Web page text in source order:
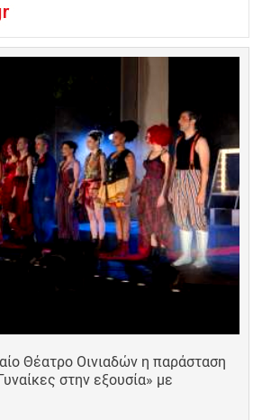
Θέατρο Οινιαδών η παράσταση
στην εξουσία» με